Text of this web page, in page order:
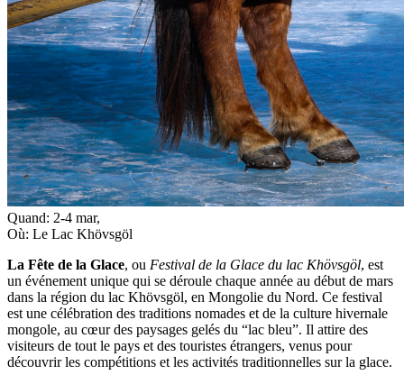
Quand: 2-4 mar,
Où: Le Lac Khövsgöl
La Fête de la Glace, ou Festival de la Glace du lac Khövsgöl, est
un événement unique qui se déroule chaque année au début de mars
dans la région du lac Khövsgöl, en Mongolie du Nord. Ce festival
est une célébration des traditions nomades et de la culture hivernale
mongole, au cœur des paysages gelés du “lac bleu”. Il attire des
visiteurs de tout le pays et des touristes étrangers, venus pour
découvrir les compétitions et les activités traditionnelles sur la glace.